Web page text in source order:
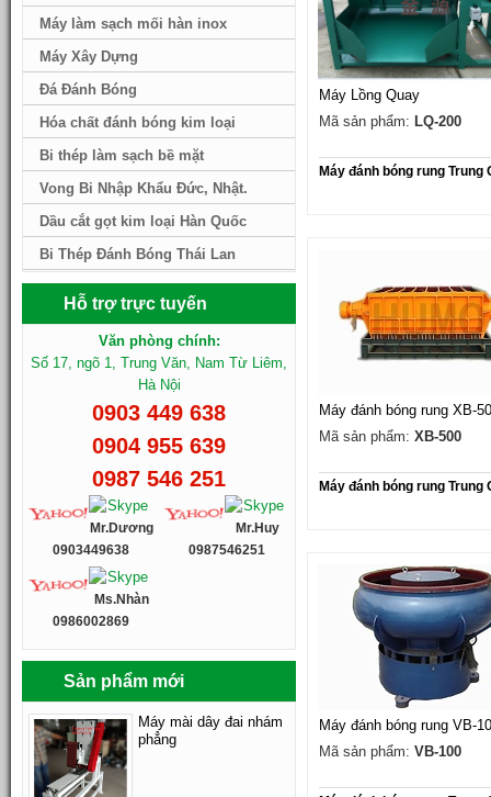
Máy Lồng Quay
Mã sản phẩm: LQ-200
Máy đánh bóng rung Trung
Máy đánh bóng rung XB-
Mã sản phẩm: XB-500
Máy đánh bóng rung Trung
Máy đánh bóng rung VB-
Mã sản phẩm: VB-100
Máy làm sạch mối hàn inox
Máy Xây Dựng
Đá Đánh Bóng
Hóa chất đánh bóng kim loại
Bi thép làm sạch bề mặt
Vong Bi Nhập Khẩu Đức, Nhật.
Dầu cắt gọt kim loại Hàn Quốc
Bi Thép Đánh Bóng Thái Lan
Hỗ trợ trực tuyến
Văn phòng chính:
Số 17, ngõ 1, Trung Văn, Nam Từ Liêm,
Hà Nội
0903 449 638
0904 955 639
0987 546 251
Mr.Dương
0903449638
Mr.Huy
0987546251
Ms.Nhàn
0986002869
Sản phẩm mới
Máy mài dây đai nhám
phẳng